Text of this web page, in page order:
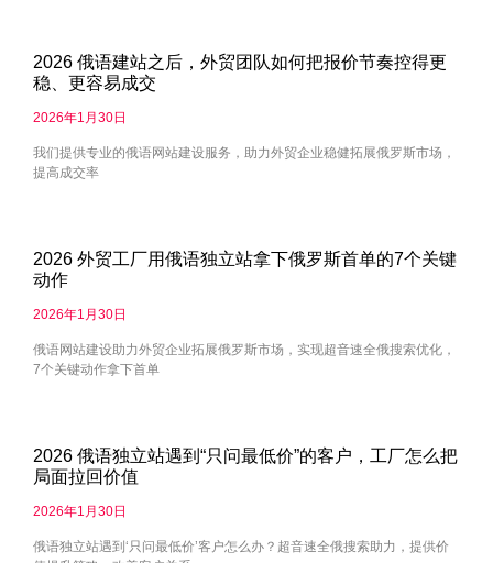
2026 俄语建站之后，外贸团队如何把报价节奏控得更
稳、更容易成交
2026年1月30日
我们提供专业的俄语网站建设服务，助力外贸企业稳健拓展俄罗斯市场，
提高成交率
2026 外贸工厂用俄语独立站拿下俄罗斯首单的7个关键
动作
2026年1月30日
俄语网站建设助力外贸企业拓展俄罗斯市场，实现超音速全俄搜索优化，
7个关键动作拿下首单
2026 俄语独立站遇到“只问最低价”的客户，工厂怎么把
局面拉回价值
2026年1月30日
俄语独立站遇到‘只问最低价’客户怎么办？超音速全俄搜索助力，提供价